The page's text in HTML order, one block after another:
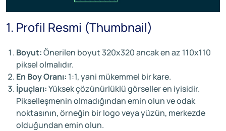
1. Profil Resmi (Thumbnail)
Boyut:Önerilen boyut 320x320 ancak en az 110x110
piksel olmalıdır.
En Boy Oranı: 1:1, yani mükemmel bir kare.
İpuçları:Yüksek çözünürlüklü görseller en iyisidir.
Pikselleşmenin olmadığından emin olun ve odak
noktasının, örneğin bir logo veya yüzün, merkezde
olduğundan emin olun.